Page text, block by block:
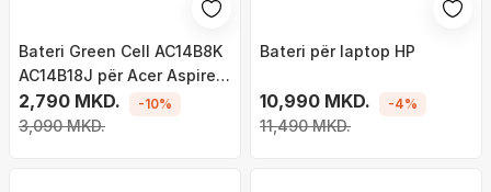
Bateri Green Cell AC14B8K
AC14B18J për Acer Aspire E
11 ES1-111M ES1-131 E 15
ES1-512 Chromebook 11
2,790 MKD.
3,090 MKD.
-10%
Bateri për laptop HP
10,990 MKD.
11,490 MKD.
-4%